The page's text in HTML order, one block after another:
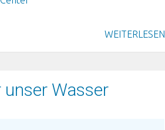
WEITERLESEN
unser Wasser